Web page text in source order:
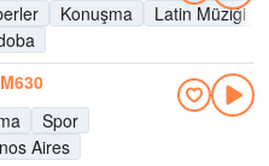
Konuşma Latin Müziği
Spor
Aires